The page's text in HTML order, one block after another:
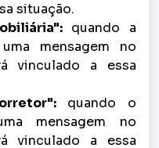
situação.
quando a
mensagem no
vinculado a essa
quando o
mensagem no
vinculado a essa